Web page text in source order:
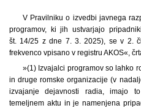
V Pravilniku o izvedbi javnega
programov, ki jih ustvarjajo
št. 14/25 z dne 7. 3. 2025), se v 2.
frekvenco vpisano v registru AKOS«,
»(1) Izvajalci programov so lahko
in druge romske organizacije (v
izvajanje dejavnosti radia, imajo
temeljnem aktu in je namenjena